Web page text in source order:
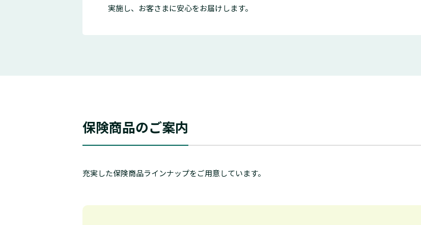
実施し、お客さまに安心をお届けします。
保険商品のご案内
充実した保険商品ラインナップをご用意しています。